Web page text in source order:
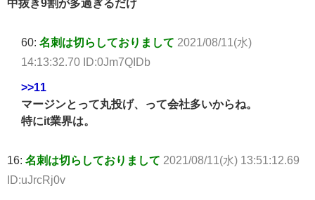
中抜き9割が多過ぎるだけ
60: 名刺は切らしておりまして 2021/08/11(水)
14:13:32.70 ID:0Jm7QIDb
>>11
マージンとって丸投げ、って会社多いからね。
特にit業界は。
16: 名刺は切らしておりまして 2021/08/11(水) 13:51:12.69
ID:uJrcRj0v